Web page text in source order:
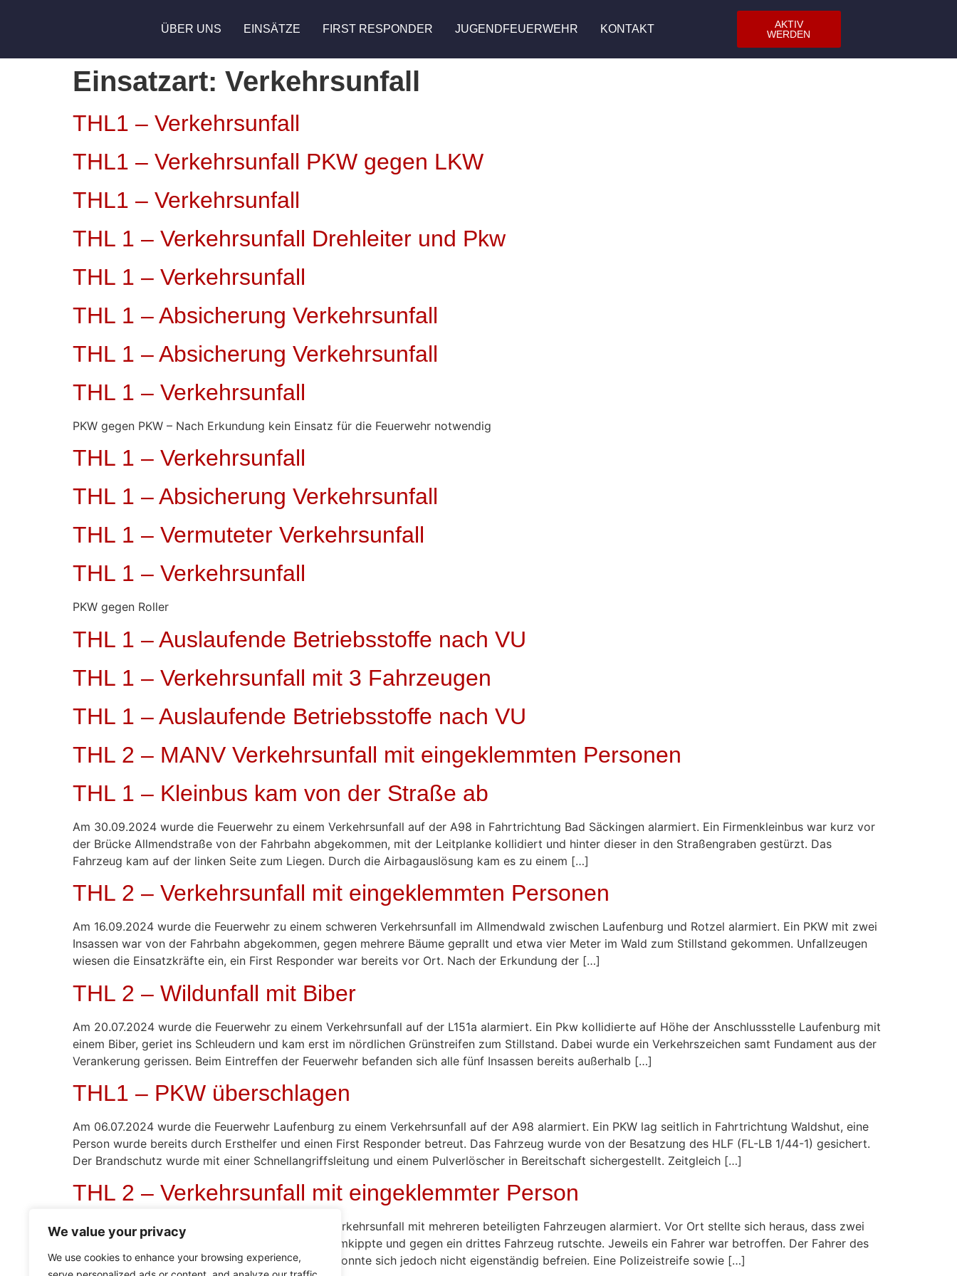
We value your privacy
We use cookies to enhance your browsing experience,
ÜBER UNS EINSÄTZE FIRST RESPONDER JUGENDFEUERWEHR KONTAKT
AKTIV
WERDEN
Einsatzart: Verkehrsunfall
THL1 – Verkehrsunfall
THL1 – Verkehrsunfall PKW gegen LKW
THL1 – Verkehrsunfall
THL 1 – Verkehrsunfall Drehleiter und Pkw
THL 1 – Verkehrsunfall
THL 1 – Absicherung Verkehrsunfall
THL 1 – Absicherung Verkehrsunfall
THL 1 – Verkehrsunfall
PKW gegen PKW – Nach Erkundung kein Einsatz für die Feuerwehr notwendig
THL 1 – Verkehrsunfall
THL 1 – Absicherung Verkehrsunfall
THL 1 – Vermuteter Verkehrsunfall
THL 1 – Verkehrsunfall
PKW gegen Roller
THL 1 – Auslaufende Betriebsstoffe nach VU
THL 1 – Verkehrsunfall mit 3 Fahrzeugen
THL 1 – Auslaufende Betriebsstoffe nach VU
THL 2 – MANV Verkehrsunfall mit eingeklemmten Personen
THL 1 – Kleinbus kam von der Straße ab
Am 30.09.2024 wurde die Feuerwehr zu einem Verkehrsunfall auf der A98 in Fahrtrichtung Bad Säckingen alarmiert. Ein Firmenkleinbus war kurz vor
der Brücke Allmendstraße von der Fahrbahn abgekommen, mit der Leitplanke kollidiert und hinter dieser in den Straßengraben gestürzt. Das
Fahrzeug kam auf der linken Seite zum Liegen. Durch die Airbagauslösung kam es zu einem […]
THL 2 – Verkehrsunfall mit eingeklemmten Personen
Am 16.09.2024 wurde die Feuerwehr zu einem schweren Verkehrsunfall im Allmendwald zwischen Laufenburg und Rotzel alarmiert. Ein PKW mit zwei
Insassen war von der Fahrbahn abgekommen, gegen mehrere Bäume geprallt und etwa vier Meter im Wald zum Stillstand gekommen. Unfallzeugen
wiesen die Einsatzkräfte ein, ein First Responder war bereits vor Ort. Nach der Erkundung der […]
THL 2 – Wildunfall mit Biber
Am 20.07.2024 wurde die Feuerwehr zu einem Verkehrsunfall auf der L151a alarmiert. Ein Pkw kollidierte auf Höhe der Anschlussstelle Laufenburg mit
einem Biber, geriet ins Schleudern und kam erst im nördlichen Grünstreifen zum Stillstand. Dabei wurde ein Verkehrszeichen samt Fundament aus der
Verankerung gerissen. Beim Eintreffen der Feuerwehr befanden sich alle fünf Insassen bereits außerhalb […]
THL1 – PKW überschlagen
Am 06.07.2024 wurde die Feuerwehr Laufenburg zu einem Verkehrsunfall auf der A98 alarmiert. Ein PKW lag seitlich in Fahrtrichtung Waldshut, eine
Person wurde bereits durch Ersthelfer und einen First Responder betreut. Das Fahrzeug wurde von der Besatzung des HLF (FL-LB 1/44-1) gesichert.
Der Brandschutz wurde mit einer Schnellangriffsleitung und einem Pulverlöscher in Bereitschaft sichergestellt. Zeitgleich […]
THL 2 – Verkehrsunfall mit eingeklemmter Person
Am 02.05.2024 wurde die Feuerwehr zu einem Verkehrsunfall mit mehreren beteiligten Fahrzeugen alarmiert. Vor Ort stellte sich heraus, dass zwei
Fahrzeuge kollidiert waren, wobei eines seitlich umkippte und gegen ein drittes Fahrzeug rutschte. Jeweils ein Fahrer war betroffen. Der Fahrer des
umgekippten Fahrzeugs war nicht eingeklemmt, konnte sich jedoch nicht eigenständig befreien. Eine Polizeistreife sowie […]